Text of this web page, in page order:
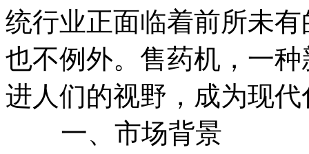
统行业正面临着前所未
也不例外。售药机，一
进人们的视野，成为现
一、市场背景